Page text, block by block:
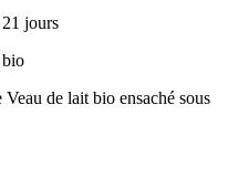
jours
de lait bio ensaché sous